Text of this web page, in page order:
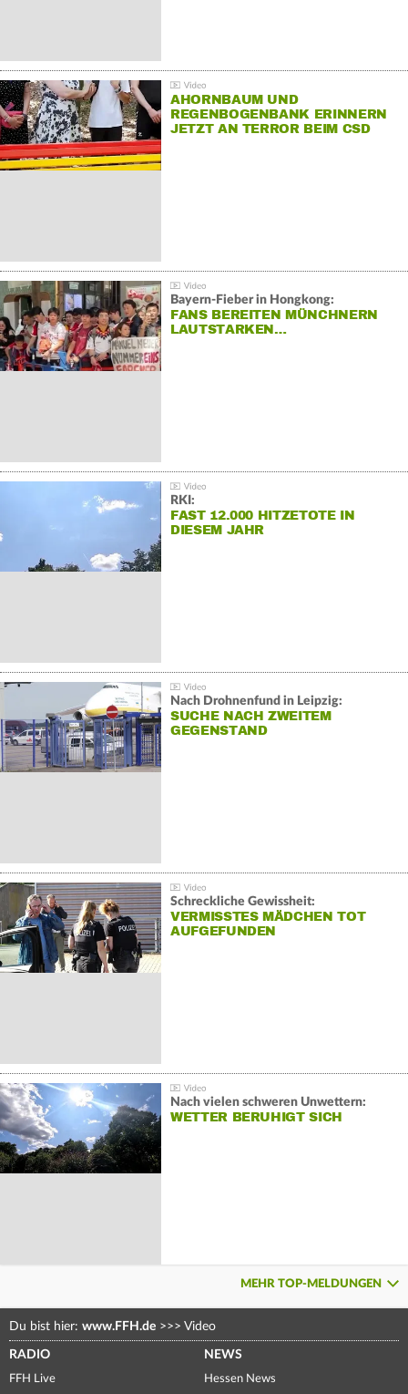
AHORNBAUM UND
REGENBOGENBANK ERINNERN
JETZT AN TERROR BEIM CSD
Bayern-Fieber in Hongkong:
FANS BEREITEN MÜNCHNERN
LAUTSTARKEN…
RKI:
FAST 12.000 HITZETOTE IN
DIESEM JAHR
Nach Drohnenfund in Leipzig:
SUCHE NACH ZWEITEM
GEGENSTAND
Schreckliche Gewissheit:
VERMISSTES MÄDCHEN TOT
AUFGEFUNDEN
Nach vielen schweren Unwettern:
WETTER BERUHIGT SICH
MEHR TOP-MELDUNGEN
Du bist hier: www.FFH.de >>> Video
RADIO
FFH Live
NEWS
Hessen News